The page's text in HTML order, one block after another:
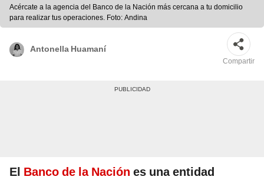
Acércate a la agencia del Banco de la Nación más cercana a tu domicilio
para realizar tus operaciones. Foto: Andina
Antonella Huamaní
Compartir
El Banco de la Nación es una entidad